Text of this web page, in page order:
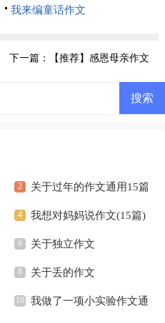
我来编童话作文
下一篇： 【推荐】感恩母亲作文
关于过年的作文通用15篇
我想对妈妈说作文(15篇)
关于独立作文
关于丢的作文
我做了一项小实验作文通